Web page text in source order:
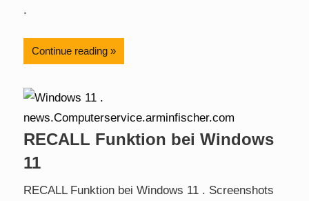
.
Continue reading
RECALL Funktion bei Windows
11
RECALL Funktion bei Windows 11 . Screenshots